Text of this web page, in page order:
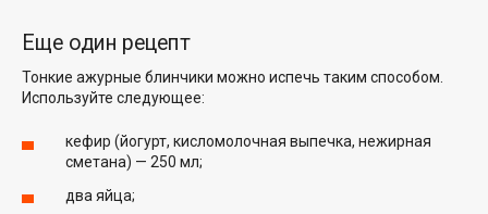
Еще один рецепт
Тонкие ажурные блинчики можно испечь таким способом.
Используйте следующее:
кефир (йогурт, кисломолочная выпечка, нежирная
сметана) — 250 мл;
два яйца;